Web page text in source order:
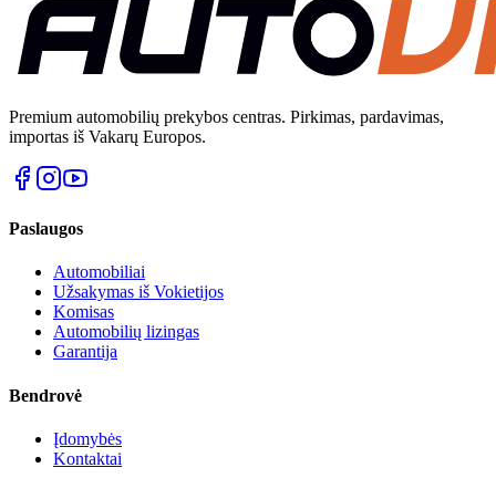
Premium automobilių prekybos centras. Pirkimas, pardavimas,
importas iš Vakarų Europos.
Paslaugos
Automobiliai
Užsakymas iš Vokietijos
Komisas
Automobilių lizingas
Garantija
Bendrovė
Įdomybės
Kontaktai